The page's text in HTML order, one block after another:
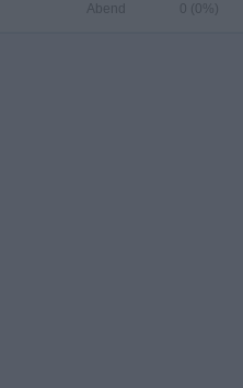
Abend
0 (0%)